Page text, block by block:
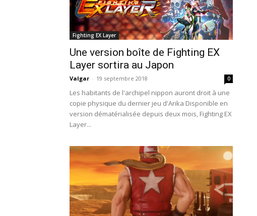
Fighting EX Layer
Une version boîte de Fighting EX
Layer sortira au Japon
Valgar - 19 septembre 2018 0
Les habitants de l'archipel nippon auront droit à une
copie physique du dernier jeu d'Arika Disponible en
version dématérialisée depuis deux mois, Fighting EX
Layer...